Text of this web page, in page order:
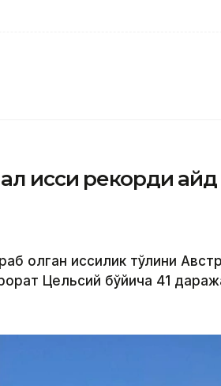
иссиқ рекорди қайд
олган иссиқлик тўлқини
Цельсий бўйича 41